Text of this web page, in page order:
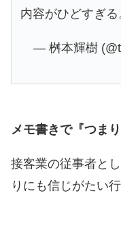
内容がひどすぎる
— 桝本輝樹
メモ書きで『つま
接客業の従事者と
りにも信じがたい行